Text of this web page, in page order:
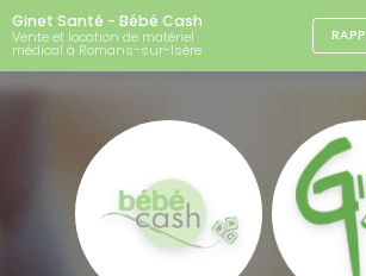
Aller
au
contenu
principal
Ginet Santé - Bébé Cash
Vente et location de matériel
médical à Romans-sur-Isère